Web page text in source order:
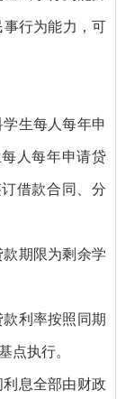
行为能力，可
学生每人每年申
人每年申请贷
借款合同、分
款期限为剩余学
款利率按照同期
点执行。
利息全部由财政